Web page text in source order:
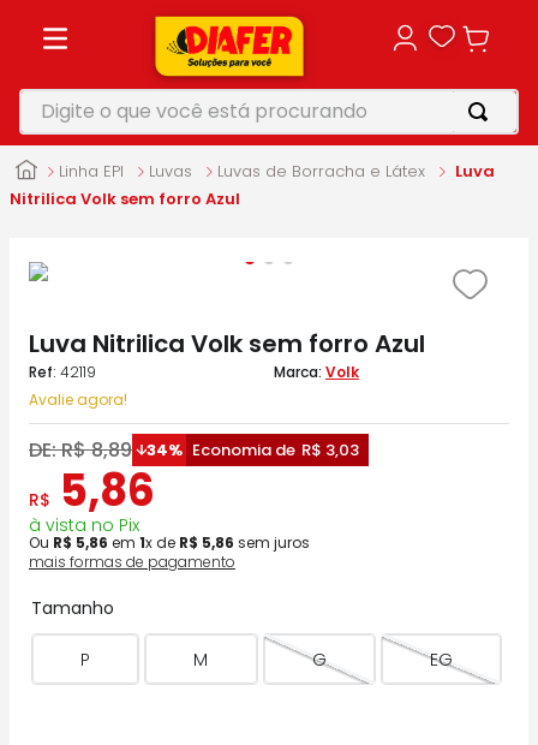
Digite o que você está procurando
Linha EPI Luvas Luvas de Borracha e Látex
Luva
Nitrilica Volk sem forro Azul
Luva Nitrilica Volk sem forro Azul
: 42119
Volk
Avalie agora!
DE:R$8,89 34% Economia de R$ 3,03
R$ 5,86
à vista no Pix
Ou R$ 5,86 em 1x de R$ 5,86 sem juros
mais formas de pagamento
Tamanho
P M G EG
5 º vonixx